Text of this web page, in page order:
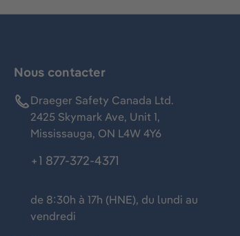
Nous contacter
Draeger Safety Canada Ltd.
2425 Skymark Ave, Unit 1,
Mississauga, ON L4W 4Y6
+1 877-372-4371
de 8:30h à 17h (HNE), du lundi au
vendredi